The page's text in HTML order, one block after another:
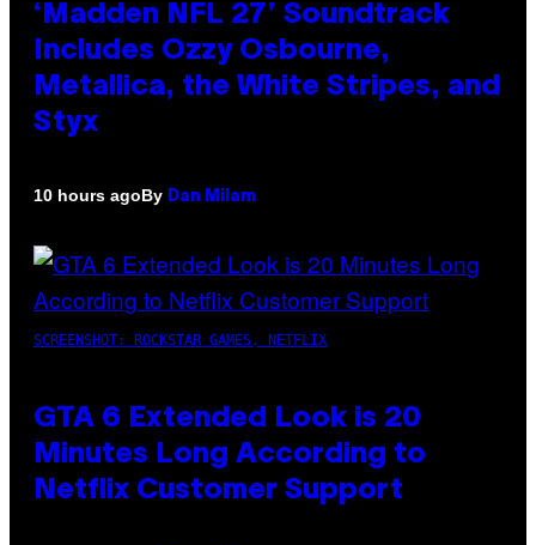
‘Madden NFL 27’ Soundtrack
Includes Ozzy Osbourne,
Metallica, the White Stripes, and
Styx
10 hours agoBy Dan Milam
SCREENSHOT: ROCKSTAR GAMES, NETFLIX
GTA 6 Extended Look is 20
Minutes Long According to
Netflix Customer Support